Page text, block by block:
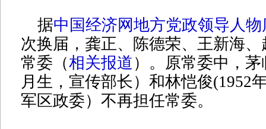
据中国经济网地方党政领导人物
次换届，龚正、陈德荣、王新海
常委（相关报道 ）。原常委中，
月生，宣传部长）和林恺俊(1952
军区政委）不再担任常委。